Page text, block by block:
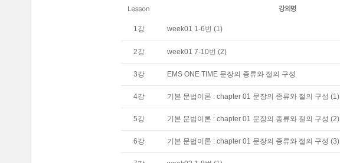
1강 week01 1-6번 (1)
2강 week01 7-10번 (2)
3강 EMS ONE TIME 문장의 종류와 절의 구성
4강 기본 문법이론 : chapter 01 문장의 종류와 절의 구성 (1)
5강 기본 문법이론 : chapter 01 문장의 종류와 절의 구성 (2)
6강 기본 문법이론 : chapter 01 문장의 종류와 절의 구성 (3)